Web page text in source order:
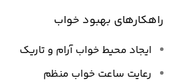
راهکارهای بهبود خواب
ایجاد محیط خواب آرام و تاریک
رعایت ساعت خواب منظم